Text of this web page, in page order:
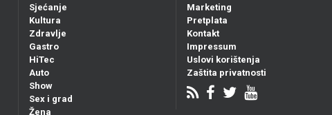
Sjećanje
Kultura
Zdravlje
Gastro
HiTec
Auto
Show
Sex i grad
Žena
Marketing
Pretplata
Kontakt
Impressum
Uslovi korištenja
Zaštita privatnosti